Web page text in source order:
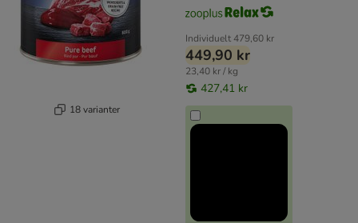
18 varianter
Individuelt479,60 kr
449,90 kr
23,40 kr / kg
427,41 kr